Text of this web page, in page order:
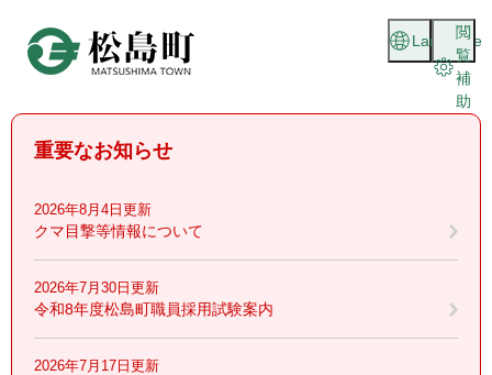
頭
閲
覧
補
助
Language
重要なお知らせ
2026年8月4日更新
クマ目撃等情報について
2026年7月30日更新
令和8年度松島町職員採用試験案内
2026年7月17日更新